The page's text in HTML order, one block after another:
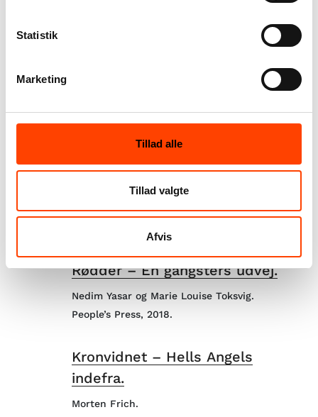
Statistik
Marketing
Tillad alle
Tillad valgte
Afvis
I filmen fortæller den tidligere HA-rocker
Brian Sandberg og én af lederne af Blågårds
om deres usædvanlige venskab.
Rødder – En gangsters udvej.
Nedim Yasar og Marie Louise Toksvig.
People’s Press, 2018.
Kronvidnet – Hells Angels
indefra.
Morten Frich.